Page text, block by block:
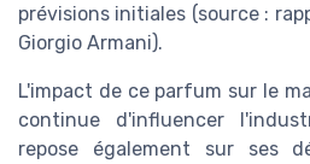
prévisions initiales (source :
Giorgio Armani).
L'impact de ce parfum sur le
continue d'influencer
repose également sur ses